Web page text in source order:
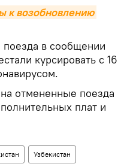
к возобновлению
в сообщении
курсировать с 16
отмененные поезда
плат и
Узбекистан